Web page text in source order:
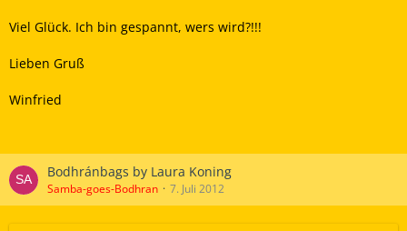
Viel Glück. Ich bin gespannt, wers wird?!!!
Lieben Gruß
Winfried
Bodhránbags by Laura Koning
Samba-goes-Bodhran 7. Juli 2012